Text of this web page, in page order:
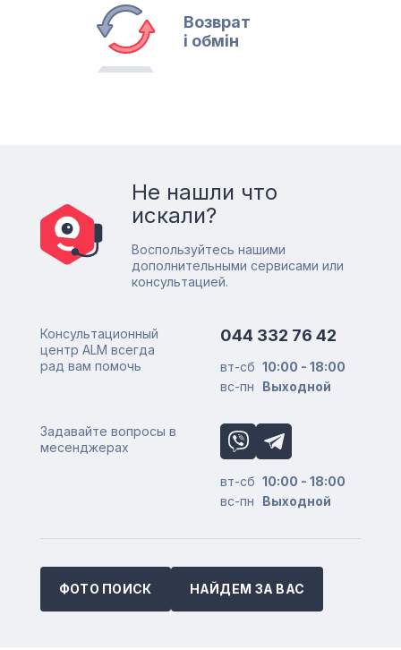
Возврат
і обмін
Не нашли что
искали?
Воспользуйтесь нашими
дополнительными сервисами или
консультацией.
Консультационный
центр ALM всегда
рад вам помочь
044 332 76 42
вт-сб 10:00 - 18:00
вс-пн
Выходной
Задавайте вопросы в
месенджерах
вт-сб 10:00 - 18:00
вс-пн
Выходной
ФОТО ПОИСК НАЙДЕМ ЗА ВАС